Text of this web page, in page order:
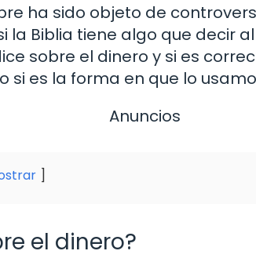
ha sido objeto de
la Biblia tiene algo que decir
sobre el dinero y si es
si es la forma en que lo
Anuncios
el dinero?